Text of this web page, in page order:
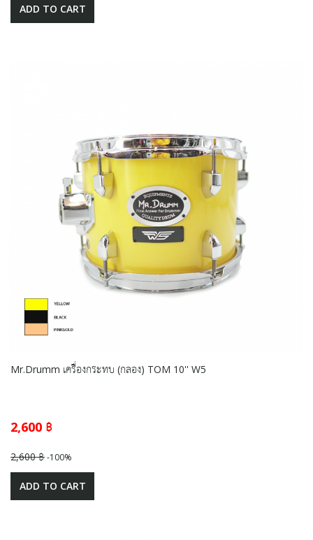
ADD TO CART
Mr.Drumm เครื่องกระทบ (กลอง) TOM 10'' W5
2,600 ฿
2,600 ฿-100%
ADD TO CART